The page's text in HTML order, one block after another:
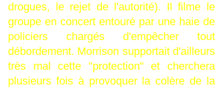
drogues, le rejet de l'autorité). Il filme le
groupe en concert entouré par une haie de
policiers chargés d'empêcher tout
débordement. Morrison supportait d'ailleurs
très mal cette "protection" et cherchera
plusieurs fois à provoquer la colère de la